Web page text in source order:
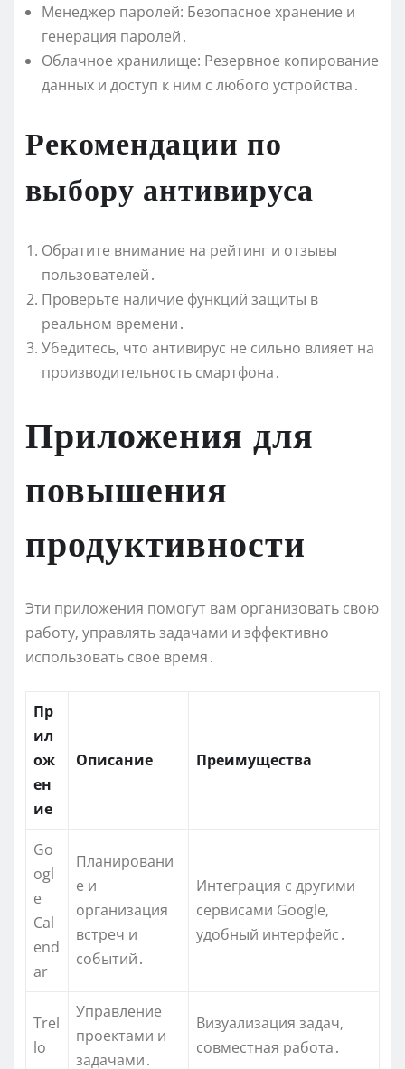
Менеджер паролей: Безопасное хранение и
генерация паролей․
Облачное хранилище: Резервное копирование
данных и доступ к ним с любого устройства․
Рекомендации по
выбору антивируса
Обратите внимание на рейтинг и отзывы
пользователей․
Проверьте наличие функций защиты в
реальном времени․
Убедитесь‚ что антивирус не сильно влияет на
производительность смартфона․
Приложения для
повышения
продуктивности
Эти приложения помогут вам организовать свою
работу‚ управлять задачами и эффективно
использовать свое время․
Пр
ил
ож
ен
ие
Описание Преимущества
Go
ogl
e
Cal
end
ar
Планировани
е и
организация
встреч и
событий․
Интеграция с другими
сервисами Google‚
удобный интерфейс․
Trel
lo
Управление
проектами и
задачами․
Визуализация задач‚
совместная работа․